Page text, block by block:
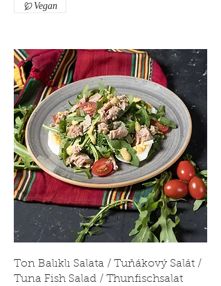
Vegan
Ton Balıklı Salata / Tuňákový Salát /
Tuna Fish Salad / Thunfischsalat